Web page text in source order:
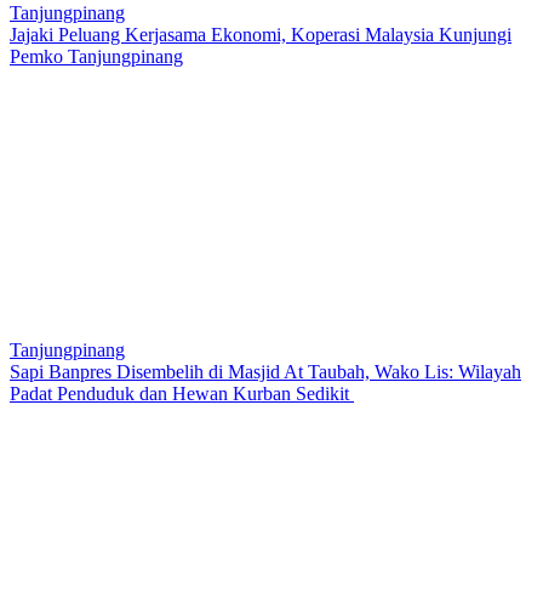
Tanjungpinang
Jajaki Peluang Kerjasama Ekonomi, Koperasi Malaysia Kunjungi
Pemko Tanjungpinang
Tanjungpinang
Sapi Banpres Disembelih di Masjid At Taubah, Wako Lis: Wilayah
Padat Penduduk dan Hewan Kurban Sedikit